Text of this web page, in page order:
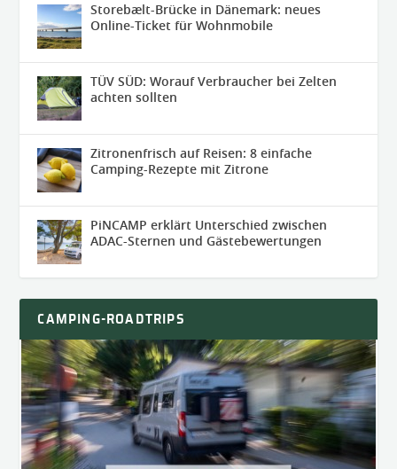
Storebælt-Brücke in Dänemark: neues
Online-Ticket für Wohnmobile
TÜV SÜD: Worauf Verbraucher bei Zelten
achten sollten
Zitronenfrisch auf Reisen: 8 einfache
Camping-Rezepte mit Zitrone
PiNCAMP erklärt Unterschied zwischen
ADAC-Sternen und Gästebewertungen
CAMPING-ROADTRIPS